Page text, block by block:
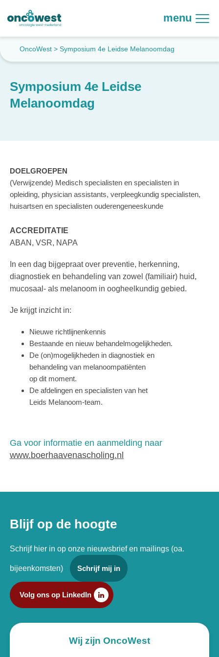
menu
OncoWest > Symposium 4e Leidse Melanoomdag
Symposium 4e Leidse
Melanoomdag
DOELGROEPEN
(Verwijzende) Medisch specialisten en specialisten in
opleiding, physician assistants, verpleegkundig specialisten,
huisartsen en specialisten ouderengeneeskunde
ACCREDITATIE
ABAN, VSR, NAPA
In een dag bijgepraat over preventie, herkenning,
diagnostiek en behandeling van zowel (familiair) huid,
mucosaal- als melanoom in oogheelkundig gebied.
Je krijgt inzicht in:
Nieuwe richtlijnenkennis
Bestaande en nieuw behandelmogelijkheden.
De (on)mogelijkheden in diagnostiek en
behandeling van melanoompatiënten
op dit moment.
De afdelingen en specialisten van het
Leids Melanoom-team.
Ga voor informatie en aanmelding naar
www.boerhaavenascholing.nl
Blijf op de hoogte
Schrijf hier in op onze nieuwsbrief en mailings (oa.
bijeenkomsten) Schrijf mij in
Volg ons op LinkedIn
Wij zijn OncoWest